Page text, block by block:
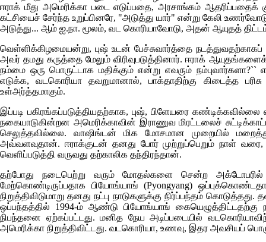
ஈராக் மீது அமெரிக்கா படை எடுப்பதை, அரசாங்கம்
கட்சியைச் சேர்ந்த உறுப்பினரே, "அடுத்து யார்" என்று கேலி
அடுத்து... ஆம் ஐ.நா. மூலம், வட கொரியாவோடு, அதன் ஆயுதத்
வெள்ளிக்கிழமையன்று, புஷ் உடன் பேச்சுவார்த்தை நடத்துவதற்காகப்
அவர் தமது கருத்தை மேலும் விரிவுபடுத்தினார். ஈராக்
நம்மை ஒரு பொருட்டாக மதிக்கும் என்று எவரும் நம்புவார்களா?``
எடுக்க, வடகொரியா தவறுமானால், பாக்தாதிற்கு கிடைத்த
உள்அர்த்தமாகும்.
இப்படி பகிரங்கப்படுத்தியதற்காக, புஷ், பிளேயரை
நகையாடுகின்றன அமெரிக்காவின் இராணுவ மிரட்டலைச்
செலுத்தவில்லை. வாஷிங்டன் மிக மோசமான முறையில் மறைத்து
அவ்வளவுதான். ஈராக்குடன் தனது போர் முற்றுப்பெறும் நாள்
வெளிப்படுத்தி வருவது தற்காலிக தந்திரந்தான்.
தற்போது நடைபெற்று வரும் மோதல்களை சென்ற அக்டோபரில்
மேற்கொண்டிருப்பதாக பியோங்யாங்(Pyongyang)
நிறுத்திவிடுமாறு தனது நட்பு நாடுகளுக்கு நிர்ப்பந்தம்
ஒப்பந்தத்தில் 1994-ம் ஆண்டு பியோங்யாங்
நிபந்தனை ஏற்கப்பட்டது. மனித நேய அடிப்படையில்
அமெரிக்கா நிறுத்திவிட்டது. வடகொரியா, உணவு, இதர அவசியப்